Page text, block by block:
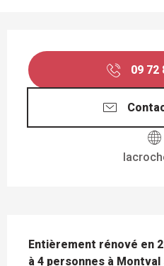
09 72
Entièrement rénové en
à 4 personnes à